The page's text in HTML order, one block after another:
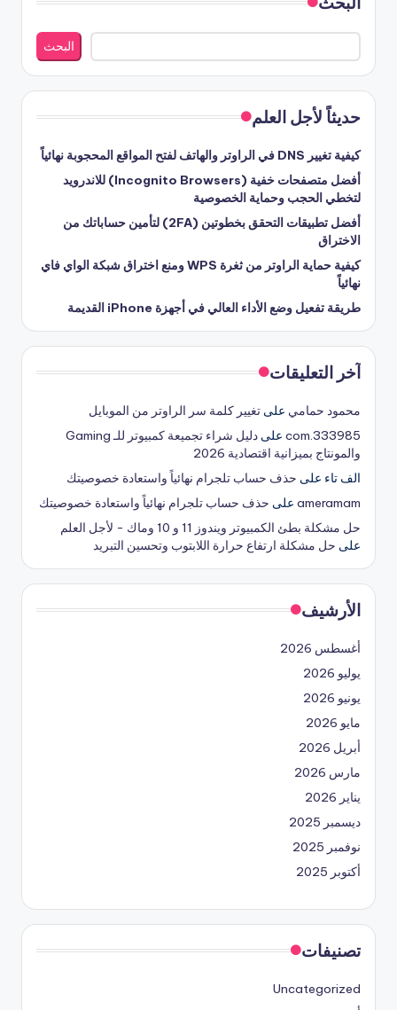
البحث
حديثاً لأجل العلم
كيفية تغيير DNS في الراوتر والهاتف لفتح المواقع المحجوبة نهائياً
أفضل متصفحات خفية (Incognito Browsers) للاندرويد
لتخطي الحجب وحماية الخصوصية
أفضل تطبيقات التحقق بخطوتين (2FA) لتأمين حساباتك من
الاختراق
كيفية حماية الراوتر من ثغرة WPS ومنع اختراق شبكة الواي فاي
نهائياً
طريقة تفعيل وضع الأداء العالي في أجهزة iPhone القديمة
آخر التعليقات
محمود حمامي على تغيير كلمة سر الراوتر من الموبايل
333985.com
على
دليل شراء تجميعة كمبيوتر للـ Gaming
والمونتاج بميزانية اقتصادية 2026
الف تاء على حذف حساب تلجرام نهائياً واستعادة خصوصيتك
ameramam على حذف حساب تلجرام نهائياً واستعادة خصوصيتك
حل مشكلة بطئ الكمبيوتر ويندوز 11 و 10 وماك - لأجل العلم
على حل مشكلة ارتفاع حرارة اللابتوب وتحسين التبريد
الأرشيف
أغسطس 2026
يوليو 2026
يونيو 2026
مايو 2026
أبريل 2026
مارس 2026
يناير 2026
ديسمبر 2025
نوفمبر 2025
أكتوبر 2025
تصنيفات
Uncategorized